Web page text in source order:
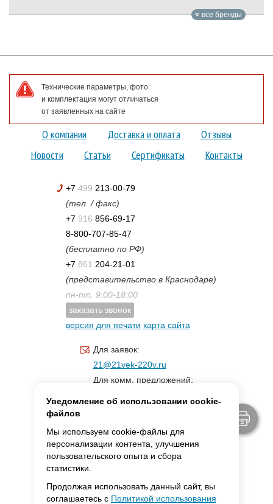
все бренды
Технические параметры, фото
и комплектация могут отличаться
от заявленных на сайте
О компании Доставка и оплата
Отзывы
Новости
Статьи Сертификаты Контакты
+7 499 213-00-79
(тел. / факс)
+7 916 856-69-17
8-800-707-85-47
(бесплатно по РФ)
+7 861 204-21-01
(представительство в Краснодаре)
пн-пт. 9:00-18:00
заказать звонок
версия для печати карта сайта
Для заявок:
21@21vek-220v.ru
Для комм. предложений:
Уведомление об использовании cookie-
файлов
Мы используем cookie-файлы для
персонализации контента, улучшения
пользовательского опыта и сбора
статистики.
Продолжая использовать данный сайт, вы
соглашаетесь с Политикой использования